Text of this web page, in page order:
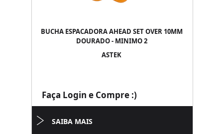
BUCHA ESPACADORA AHEAD SET OVER 10MM
DOURADO - MINIMO 2
ASTEK
Faça Login e Compre :)
SAIBA MAIS